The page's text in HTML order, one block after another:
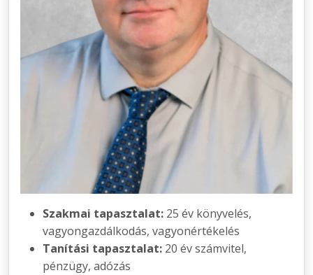
Szakmai tapasztalat: 25 év könyvelés,
vagyongazdálkodás, vagyonértékelés
Tanítási tapasztalat: 20 év számvitel,
pénzügy, adózás